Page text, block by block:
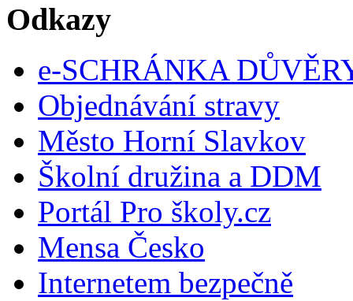
Odkazy
e-SCHRÁNKA
Objednávání stravy
Město Horní Slavkov
Školní družina a DDM
Portál Pro školy.cz
Mensa Česko
Internetem bezpečně